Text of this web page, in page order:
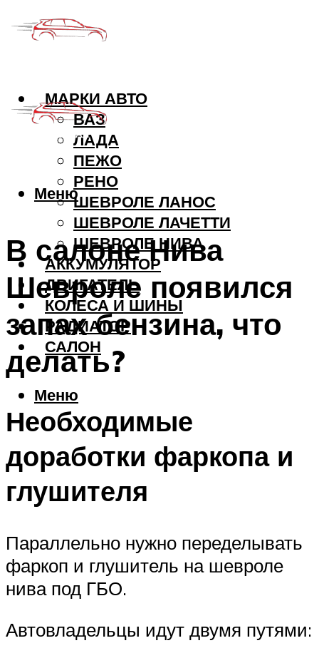
МАРКИ АВТО
ВАЗ
ЛАДА
ПЕЖО
РЕНО
ШЕВРОЛЕ ЛАНОС
ШЕВРОЛЕ ЛАЧЕТТИ
ШЕВРОЛЕ НИВА
АККУМУЛЯТОР
ДВИГАТЕЛЬ
КОЛЕСА И ШИНЫ
РАДИАТОР
САЛОН
Меню
Меню
В салоне Нива
Шевроле появился
запах бензина, что
делать?
Необходимые
доработки фаркопа и
глушителя
Параллельно нужно переделывать
фаркоп и глушитель на шевроле
нива под ГБО.
Автовладельцы идут двумя путями: